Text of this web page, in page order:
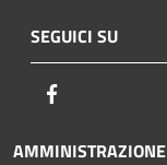
SEGUICI SU
AMMINISTRAZIONE